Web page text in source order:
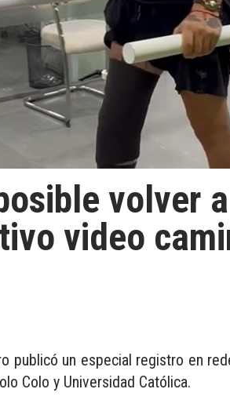
volver
video
publicó un especial registro en
Colo y Universidad Católica.